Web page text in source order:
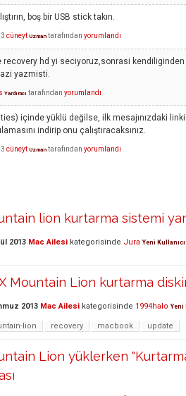
boş bir USB stick takın.
cüneyt Uzman tarafından yorumlandı
hd yi seciyoruz,sonrasi kendiliginden
yazmisti.
Yardımcı tarafından yorumlandı
içinde yüklü değilse, ilk mesajınızdaki
indirip onu çalıştıracaksınız.
cüneyt Uzman tarafından yorumlandı
lion kurtarma sistemi
2013 Mac Ailesi kategorisinde Jura Yeni Kullanıcı
Mountain Lion kurtarma
2013 Mac Ailesi kategorisinde 1994halo Yeni
lion recovery macbook update
Lion yüklerken